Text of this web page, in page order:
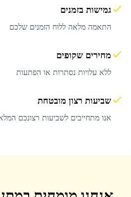
גמישות בזמנים
התאמה מלאה ללוח הזמנים שלכם
מחירים שקופים
ללא עלויות נסתרות או הפתעות
שביעות רצון מובטחת
אנו מתחייבים לשביעות רצונכם